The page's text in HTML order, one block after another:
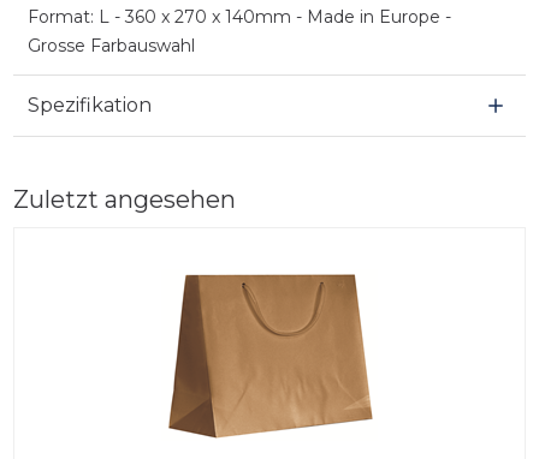
Format: L - 360 x 270 x 140mm - Made in Europe -
Grosse Farbauswahl
Spezifikation
Zuletzt angesehen